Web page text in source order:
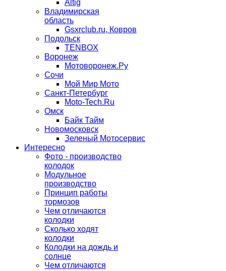
Altig
Владимирская
область
Gsxrclub.ru, Ковров
Подольск
TENBOX
Воронеж
Мотоворонеж.Ру
Сочи
Мой Мир Мото
Санкт-Петербург
Moto-Tech.Ru
Омск
Байк Тайм
Новомосковск
Зеленый Мотосервис
Интересно
Фото - производство
колодок
Модульное
производство
Принцип работы
тормозов
Чем отличаются
колодки
Сколько ходят
колодки
Колодки на дождь и
солнце
Чем отличаются